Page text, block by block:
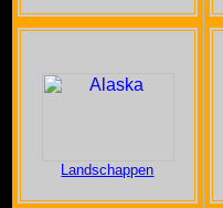
Landschappen